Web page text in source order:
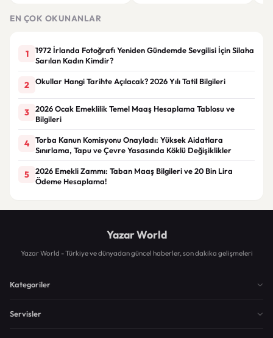
EN ÇOK OKUNANLAR
1
1972 İrlanda Fotoğrafı Yeniden Gündemde Sevgilisi İçin Silaha
Sarılan Kadın Kimdir?
2 Okullar Hangi Tarihte Açılacak? 2026 Yılı Tatil Bilgileri
3
2026 Ocak Emeklilik Temel Maaş Hesaplama Tablosu ve
Bilgileri
4
Torba Kanun Komisyonu Onayladı: Yüksek Aidatlara
Sınırlama, Tapu ve Çevre Yasasında Köklü Değişiklikler
5
2026 Emekli Zammı: Taban Maaş Bilgileri ve 20 Bin Lira
Ödeme Hesaplama!
Yazar World
Yazar World - Türkiye ve dünyadan güncel haberler, son dakika gelişmeleri
Kategoriler
Servisler